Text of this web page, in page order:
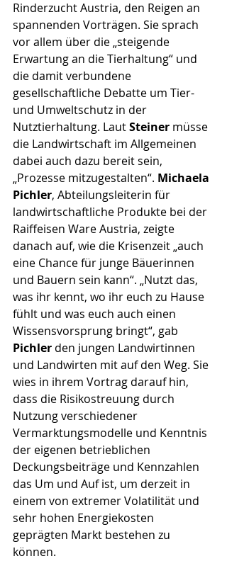
Rinderzucht Austria, den Reigen an
spannenden Vorträgen. Sie sprach
vor allem über die „steigende
Erwartung an die Tierhaltung“ und
die damit verbundene
gesellschaftliche Debatte um Tier-
und Umweltschutz in der
Nutztierhaltung. Laut Steiner müsse
die Landwirtschaft im Allgemeinen
dabei auch dazu bereit sein,
„Prozesse mitzugestalten“. Michaela
Pichler, Abteilungsleiterin für
landwirtschaftliche Produkte bei der
Raiffeisen Ware Austria, zeigte
danach auf, wie die Krisenzeit „auch
eine Chance für junge Bäuerinnen
und Bauern sein kann“. „Nutzt das,
was ihr kennt, wo ihr euch zu Hause
fühlt und was euch auch einen
Wissensvorsprung bringt“, gab
Pichler den jungen Landwirtinnen
und Landwirten mit auf den Weg. Sie
wies in ihrem Vortrag darauf hin,
dass die Risikostreuung durch
Nutzung verschiedener
Vermarktungsmodelle und Kenntnis
der eigenen betrieblichen
Deckungsbeiträge und Kennzahlen
das Um und Auf ist, um derzeit in
einem von extremer Volatilität und
sehr hohen Energiekosten
geprägten Markt bestehen zu
können.